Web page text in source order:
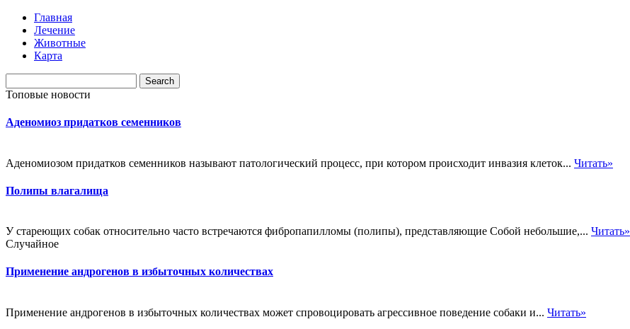
Главная
Лечение
Животные
Карта
Топовые новости
Аденомиоз придатков семенников
Аденомиозом придатков семенников называют патологический процесс, при котором происходит инвазия клеток... Читать»
Полипы влагалища
У стареющих собак относительно часто встречаются фибропапилломы (полипы), представляющие Собой небольшие,... Читать»
Случайное
Применение андрогенов в избыточных количествах
Применение андрогенов в избыточных количествах может спровоцировать агрессивное поведение собаки и... Читать»